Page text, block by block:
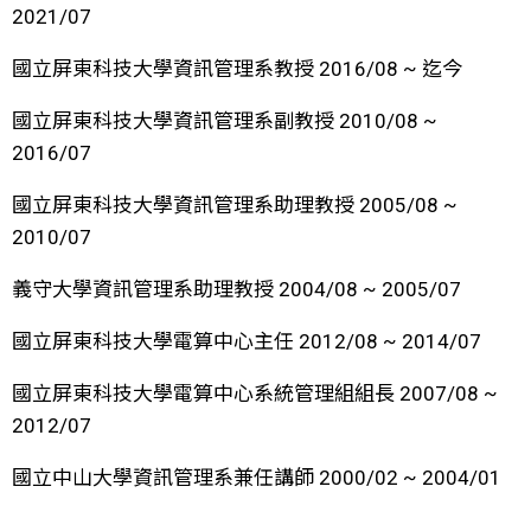
2021/07
國立屏東科技大學資訊管理系教授 2016/08 ~ 迄今
國立屏東科技大學資訊管理系副教授 2010/08 ~
2016/07
國立屏東科技大學資訊管理系助理教授 2005/08 ~
2010/07
義守大學資訊管理系助理教授 2004/08 ~ 2005/07
國立屏東科技大學電算中心主任 2012/08 ~ 2014/07
國立屏東科技大學電算中心系統管理組組長 2007/08 ~
2012/07
國立中山大學資訊管理系兼任講師 2000/02 ~ 2004/01